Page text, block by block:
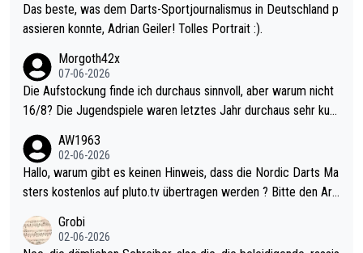
Das beste, was dem Darts-Sportjournalismus in Deutschland p
assieren konnte, Adrian Geiler! Tolles Portrait :).
Morgoth42x
07-06-2026
Die Aufstockung finde ich durchaus sinnvoll, aber warum nicht
16/8? Die Jugendspiele waren letztes Jahr durchaus sehr kurz
Allerdings ist Mitchell Lawrie als Nummer 1 der Welt eh qualifi
ziert. Somit ändert die automatische Qualifikation des Weltmei
sters erstmal nichts. Ich denke sie wollen damit für nächstes J
ohl wenig WDF Turniere spielen. Dies war bei Archie Self letzt
es Jahr der Fall. Er musste als amtierender Weltmeister durch
AW1963
02-06-2026
Hallo, warum gibt es keinen Hinweis, dass die Nordic Darts Ma
sters kostenlos auf pluto.tv übertragen werden ? Bitte den Arti
Grobi
02-06-2026